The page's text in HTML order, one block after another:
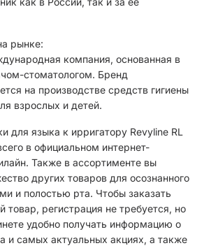
рынке:
компания, основанная в
стоматологом. Бренд
на производстве средств гигиены
взрослых и детей.
для языка к ирригатору Revyline RL
в официальном интернет-
Также в ассортименте вы
других товаров для осознанного
и полостью рта. Чтобы заказать
товар, регистрация не требуется, но
удобно получать информацию о
и самых актуальных акциях, а также